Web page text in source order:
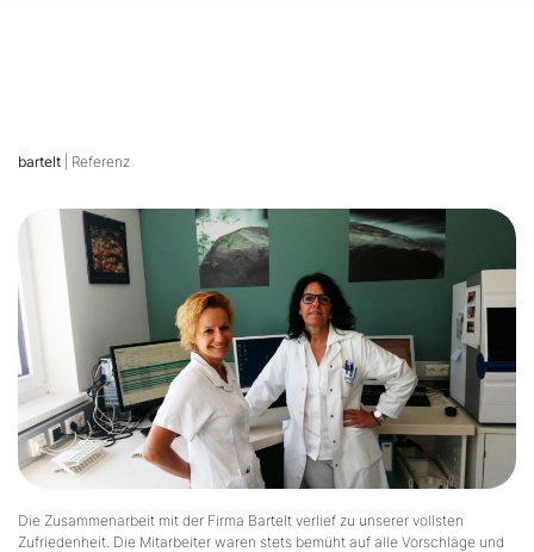
bartelt | Referenz
Die Zusammenarbeit mit der Firma Bartelt verlief zu unserer vollsten
Zufriedenheit. Die Mitarbeiter waren stets bemüht auf alle Vorschläge und